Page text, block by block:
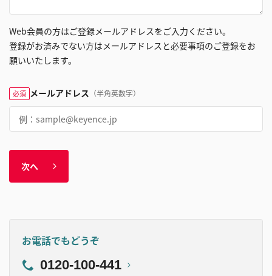
Web会員の方はご登録メールアドレスをご入力ください。
登録がお済みでない方はメールアドレスと必要事項のご登録をお
願いいたします。
必須 メールアドレス （半角英数字）
次へ
お電話でもどうぞ
0120-100-441